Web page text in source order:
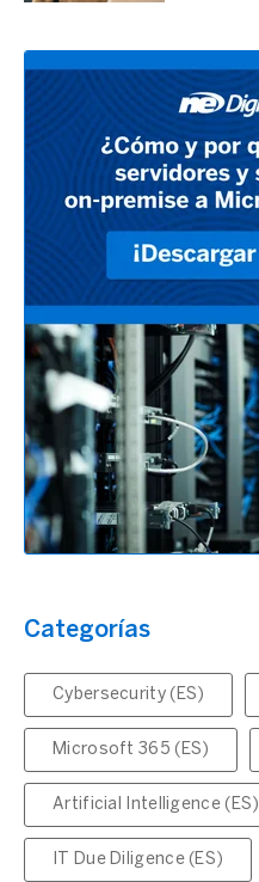
Categorías
Cybersecurity (ES)
Microsoft 365 (ES)
Artificial Intelligence (ES)
IT Due Diligence (ES)